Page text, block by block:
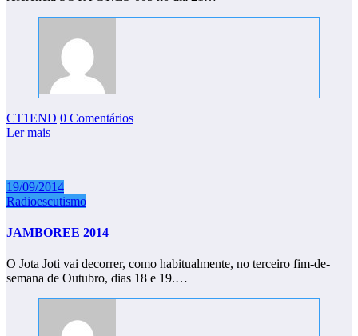
CT1END 0 Comentários
Ler mais
19/09/2014
Radioescutismo
JAMBOREE 2014
O Jota Joti vai decorrer, como habitualmente, no terceiro fim-de-
semana de Outubro, dias 18 e 19.…